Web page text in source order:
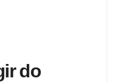
do